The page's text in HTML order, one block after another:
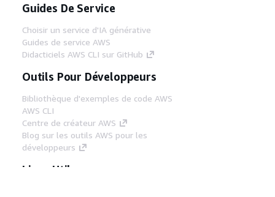
Guides De Service
Choisir un service d'IA générative
Guides de service AWS
Didacticiels AWS CLI sur GitHub
Outils Pour Développeurs
Bibliothèque d'exemples de code AWS
AWS CLI
Centre de créateur AWS
Blog sur les outils AWS pour les
développeurs
Liens Utiles